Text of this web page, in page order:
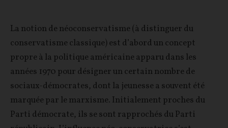
La notion de néoconservatisme (à distinguer du
conservatisme classique) est d’abord un concept
propre à la politique américaine apparu dans les
années 1970 pour désigner un certain nombre de
sociaux-démocrates, dont la jeunesse a souvent été
marquée par le marxisme. Initialement proches du
Parti démocrate, ils se sont rapprochés du Parti